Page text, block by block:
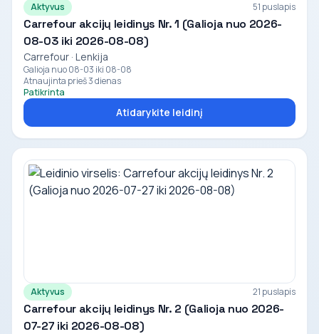
Aktyvus 51 puslapis
Carrefour akcijų leidinys Nr. 1 (Galioja nuo 2026-
08-03 iki 2026-08-08)
Carrefour · Lenkija
Galioja nuo 08-03 iki 08-08
Atnaujinta prieš 3 dienas
Patikrinta
Atidarykite leidinį
Aktyvus 21 puslapis
Carrefour akcijų leidinys Nr. 2 (Galioja nuo 2026-
07-27 iki 2026-08-08)